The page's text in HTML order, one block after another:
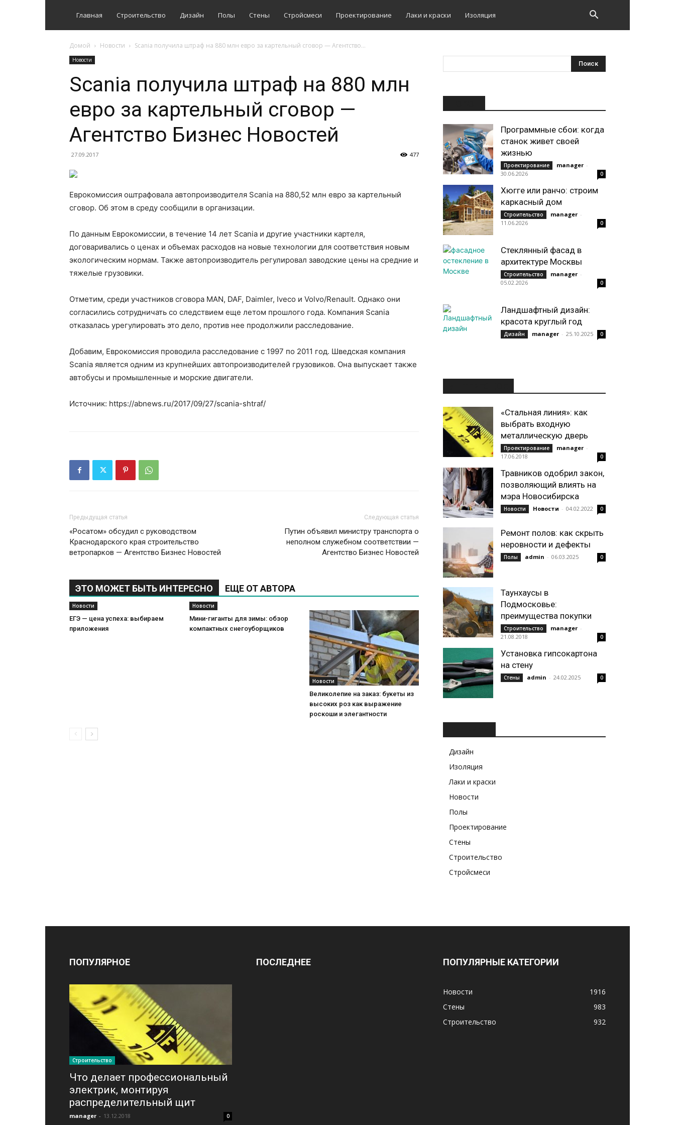
Главная Строительство Дизайн Полы Стены Стройсмеси Проектирование Лаки и краски Изоляция
Домой Новости Scania получила штраф на 880 млн евро за картельный сговор — Агентство...
Новости
Scania получила штраф на 880 млн
евро за картельный сговор —
Агентство Бизнес Новостей
27.09.2017 477
Еврокомиссия оштрафовала автопроизводителя Scania на 880,52 млн евро за картельный
сговор. Об этом в среду сообщили в организации.
По данным Еврокомиссии, в течение 14 лет Scania и другие участники картеля,
договаривались о ценах и объемах расходов на новые технологии для соответствия новым
экологическим нормам. Также автопроизводитель регулировал заводские цены на средние и
тяжелые грузовики.
Отметим, среди участников сговора MAN, DAF, Daimler, Iveco и Volvo/Renault. Однако они
согласились сотрудничать со следствием еще летом прошлого года. Компания Scania
отказалась урегулировать это дело, против нее продолжили расследование.
Добавим, Еврокомиссия проводила расследование с 1997 по 2011 год. Шведская компания
Scania является одним из крупнейших автопроизводителей грузовиков. Она выпускает также
автобусы и промышленные и морские двигатели.
Источник: https://abnews.ru/2017/09/27/scania-shtraf/
Предыдущая статья
«Росатом» обсудил с руководством
Краснодарского края строительство
ветропарков — Агентство Бизнес Новостей
Следующая статья
Путин объявил министру транспорта о
неполном служебном соответствии —
Агентство Бизнес Новостей
ЭТО МОЖЕТ БЫТЬ ИНТЕРЕСНО ЕЩЕ ОТ АВТОРА
Новости
ЕГЭ — цена успеха: выбираем
приложения
Новости
Мини-гиганты для зимы: обзор
компактных снегоуборщиков
Новости
Великолепие на заказ: букеты из
высоких роз как выражение
роскоши и элегантности
Программные сбои: когда
станок живет своей
жизнью
Проектирование manager -
30.06.2026
0
Хюгге или ранчо: строим
каркасный дом
Строительство manager -
11.06.2026
0
Стеклянный фасад в
архитектуре Москвы
Строительство manager -
05.02.2026
0
Ландшафтный дизайн:
красота круглый год
Дизайн manager - 25.10.2025 0
«Стальная линия»: как
выбрать входную
металлическую дверь
Проектирование manager -
17.06.2018
0
Травников одобрил закон,
позволяющий влиять на
мэра Новосибирска
Новости Новости - 04.02.2022 0
Ремонт полов: как скрыть
неровности и дефекты
Полы admin - 06.03.2025 0
Таунхаусы в
Подмосковье:
преимущества покупки
Строительство manager -
21.08.2018
0
Установка гипсокартона
на стену
Стены admin - 24.02.2025 0
Дизайн
Изоляция
Лаки и краски
Новости
Полы
Проектирование
Стены
Строительство
Стройсмеси
ПОПУЛЯРНОЕ
Строительство
Что делает профессиональный
электрик, монтируя
распределительный щит
manager - 13.12.2018 0
ПОСЛЕДНЕЕ ПОПУЛЯРНЫЕ КАТЕГОРИИ
Новости
1916
Стены
983
Строительство
932